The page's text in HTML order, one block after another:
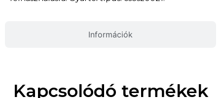
Információk
Kapcsolódó termékek